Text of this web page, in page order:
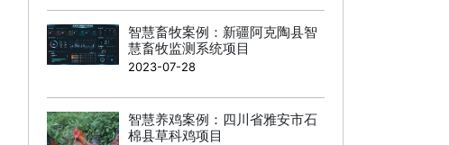
智慧畜牧案例：新疆阿克陶县智
慧畜牧监测系统项目
2023-07-28
智慧养鸡案例：四川省雅安市石
棉县草科鸡项目